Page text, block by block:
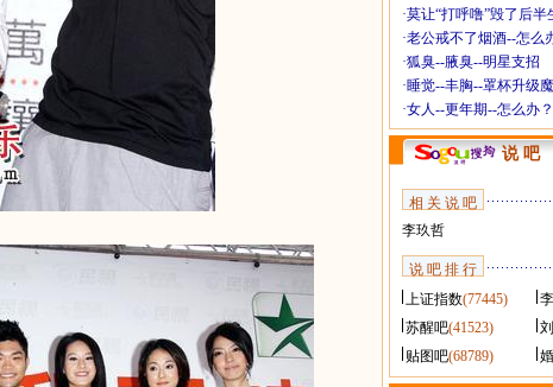
·莫让“打呼噜”毁了后半
·老公戒不了烟酒--怎么
·狐臭--腋臭--明星支招
·睡觉--丰胸--罩杯升级
·女人--更年期--怎么办？
说 吧
相 关 说 吧
李玖哲
说 吧 排 行
上证指数(77445)
苏醒吧(41523)
贴图吧(68789)